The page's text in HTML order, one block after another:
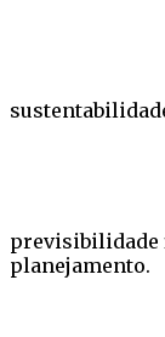
previsibilidade
planejamento.